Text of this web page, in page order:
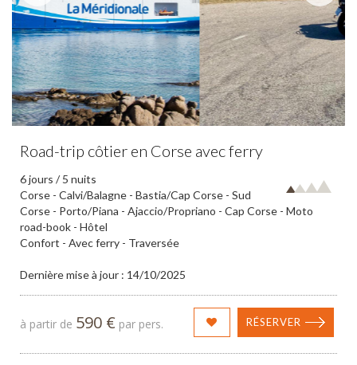
Road-trip côtier en Corse avec ferry
6 jours / 5 nuits
Corse - Calvi/Balagne - Bastia/Cap Corse - Sud
Corse - Porto/Piana - Ajaccio/Propriano - Cap Corse - Moto
road-book - Hôtel
Confort - Avec ferry - Traversée
Dernière mise à jour : 14/10/2025
à partir de 590 € par pers. RÉSERVER